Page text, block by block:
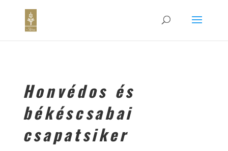
Honvédos és
békéscsabai
csapatsiker